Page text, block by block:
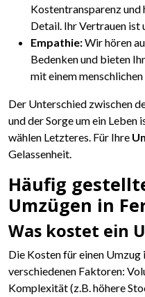
Kostentransparenz
Detail. Ihr Vertrauen ist
Empathie:Wir hören
Bedenken und bieten
mit einem
Der Unterschied zwischen
und der Sorge um ein
wählen Letzteres. Für Ihre
Gelassenheit.
Häufig
Umzügen in
Was kostet ein
Die Kosten für einen Umzug
verschiedenen Faktoren:
Komplexität (z.B. höhere